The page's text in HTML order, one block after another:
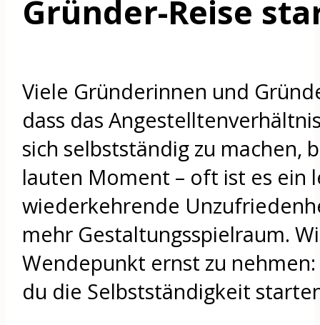
Gründer-Reise
Viele Gründerinnen und
dass das
sich selbstständig zu machen,
lauten Moment – oft ist es ein
wiederkehrende
mehr Gestaltungsspielraum.
Wendepunkt ernst zu
du die Selbstständigkeit